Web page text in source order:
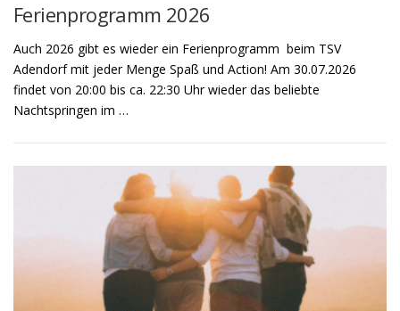
Ferienprogramm 2026
Auch 2026 gibt es wieder ein Ferienprogramm beim TSV
Adendorf mit jeder Menge Spaß und Action! Am 30.07.2026
findet von 20:00 bis ca. 22:30 Uhr wieder das beliebte
Nachtspringen im …